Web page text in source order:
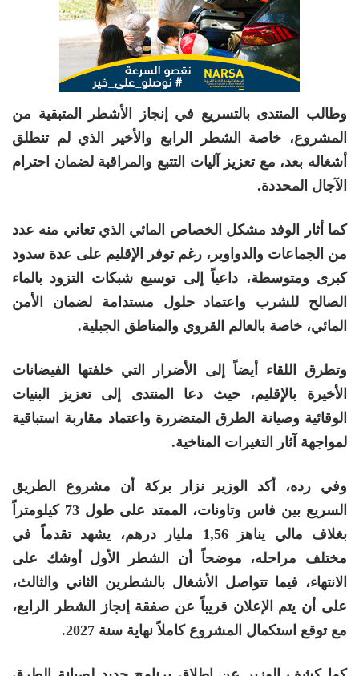
وطالب المنتدى بالتسريع في إنجاز الأشطر المتبقية من
المشروع، خاصة الشطر الرابع والأخير الذي لم تنطلق
أشغاله بعد، مع تعزيز آليات التتبع والمراقبة لضمان احترام
الآجال المحددة.
كما أثار الوفد مشكل الخصاص المائي الذي تعاني منه عدد
من الجماعات والدواوير، رغم توفر الإقليم على عدة سدود
كبرى ومتوسطة، داعياً إلى توسيع شبكات التزود بالماء
الصالح للشرب واعتماد حلول مستدامة لضمان الأمن
المائي، خاصة بالعالم القروي والمناطق الجبلية.
وتطرق اللقاء أيضاً إلى الأضرار التي خلفتها الفيضانات
الأخيرة بالإقليم، حيث دعا المنتدى إلى تعزيز البنيات
الوقائية وصيانة الطرق المتضررة واعتماد مقاربة استباقية
لمواجهة آثار التغيرات المناخية.
وفي رده، أكد الوزير نزار بركة أن مشروع الطريق
السريع بين فاس وتاونات، الممتد على طول 73 كيلومتراً
بغلاف مالي يناهز 1,56 مليار درهم، يشهد تقدماً في
مختلف مراحله، موضحاً أن الشطر الأول أوشك على
الانتهاء، فيما تتواصل الأشغال بالشطرين الثاني والثالث،
على أن يتم الإعلان قريباً عن صفقة إنجاز الشطر الرابع،
مع توقع استكمال المشروع كاملاً نهاية سنة 2027.